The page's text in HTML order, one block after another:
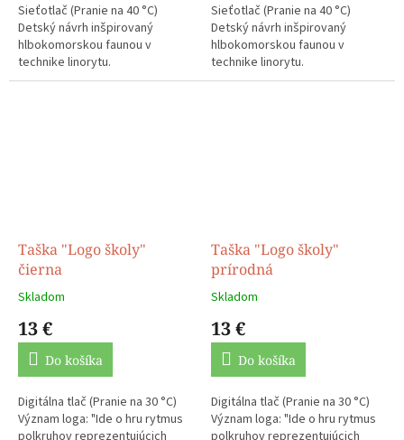
Sieťotlač (Pranie na 40 °C)
Detský návrh inšpirovaný
hlbokomorskou faunou v
technike linorytu.
Sieťotlač (Pranie na 40 °C)
Detský návrh inšpirovaný
hlbokomorskou faunou v
technike linorytu.
Taška "Logo školy"
čierna
Skladom
13 €
Do košíka
Digitálna tlač (Pranie na 30 °C)
Význam loga: "Ide o hru rytmus
polkruhov reprezentujúcich
Taška "Logo školy"
prírodná
Skladom
13 €
Do košíka
Digitálna tlač (Pranie na 30 °C)
Význam loga: "Ide o hru rytmus
polkruhov reprezentujúcich